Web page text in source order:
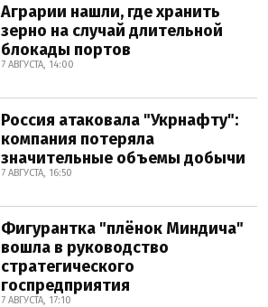
Аграрии нашли, где хранить
зерно на случай длительной
блокады портов
7 АВГУСТА, 14:00
Россия атаковала "Укрнафту":
компания потеряла
значительные объемы добычи
7 АВГУСТА, 16:50
Фигурантка "плёнок Миндича"
вошла в руководство
стратегического
госпредприятия
7 АВГУСТА, 17:10